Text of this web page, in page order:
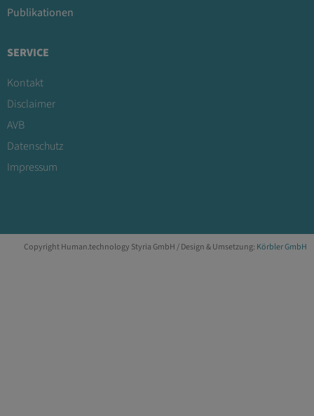
Publikationen
SERVICE
Kontakt
Disclaimer
AVB
Datenschutz
Impressum
Copyright Human.technology Styria GmbH / Design & Umsetzung: Körbler GmbH